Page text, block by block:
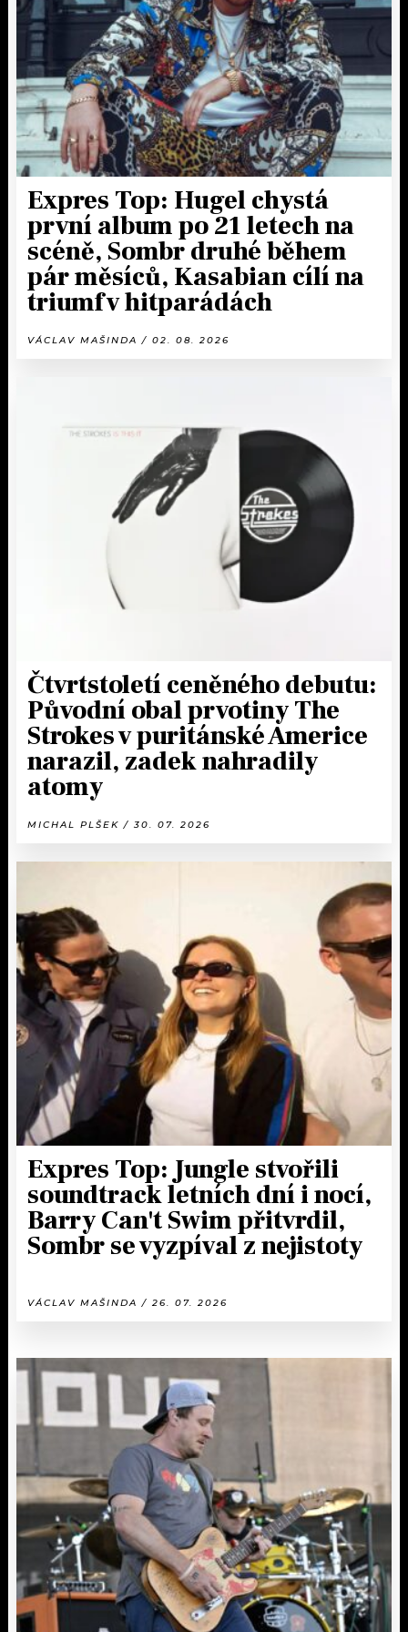
KALENDÁŘ
KVÍZY
VIP
TRENDY
MIX
OSTATNÍ
PROGRAM
PLAYLIST
JAK NALADIT
Expres Top: Hugel chystá
první album po 21 letech na
scéně, Sombr druhé během
pár měsíců, Kasabian cílí na
triumf v hitparádách
VÁCLAV MAŠINDA / 02. 08. 2026
Čtvrtstoletí ceněného debutu:
Původní obal prvotiny The
Strokes v puritánské Americe
narazil, zadek nahradily
atomy
MICHAL PLŠEK / 30. 07. 2026
Expres Top: Jungle stvořili
soundtrack letních dní i nocí,
Barry Can't Swim přitvrdil,
Sombr se vyzpíval z nejistoty
VÁCLAV MAŠINDA / 26. 07. 2026